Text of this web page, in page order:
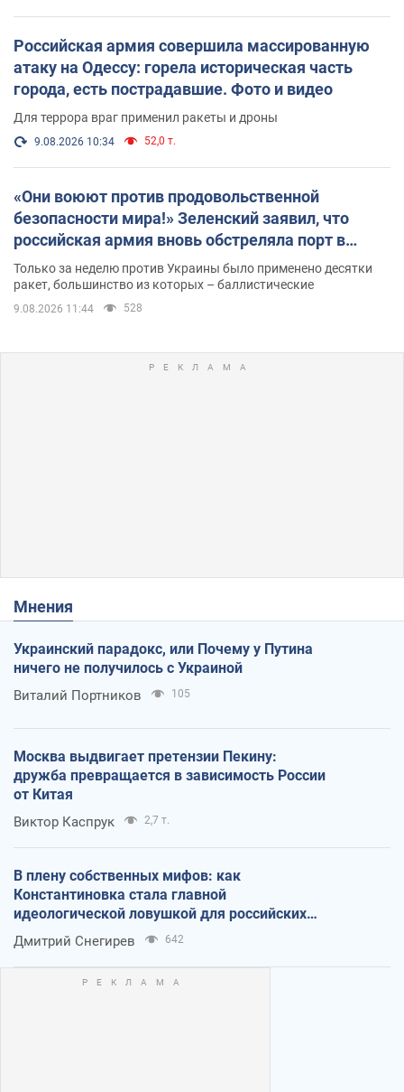
Российская армия совершила массированную
атаку на Одессу: горела историческая часть
города, есть пострадавшие. Фото и видео
Для террора враг применил ракеты и дроны
9.08.2026 10:34 52,0 т.
«Они воюют против продовольственной
безопасности мира!» Зеленский заявил, что
российская армия вновь обстреляла порт в
Одессе
Только за неделю против Украины было применено десятки
ракет, большинство из которых – баллистические
9.08.2026 11:44 528
Мнения
Украинский парадокс, или Почему у Путина
ничего не получилось с Украиной
Виталий Портников 105
Москва выдвигает претензии Пекину:
дружба превращается в зависимость России
от Китая
Виктор Каспрук 2,7 т.
В плену собственных мифов: как
Константиновка стала главной
идеологической ловушкой для российских
оккупантов
Дмитрий Снегирев 642